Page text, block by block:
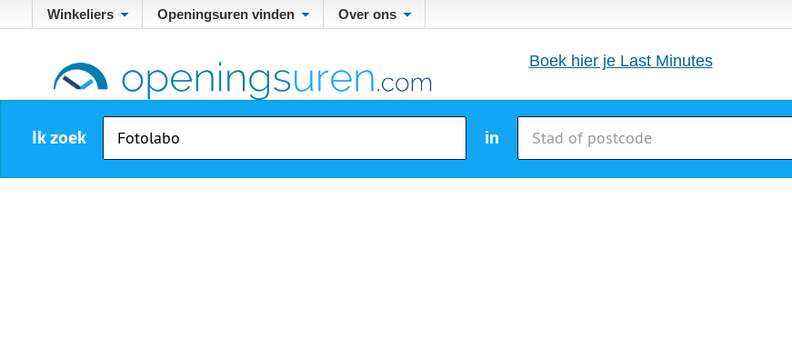
Winkeliers Openingsuren vinden Over ons
Boek hier je Last Minutes
Ik zoek in